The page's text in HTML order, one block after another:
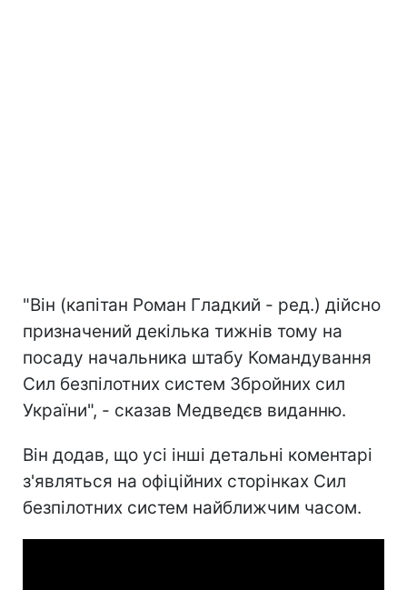
"Він (капітан Роман Гладкий - ред.) дійсно
призначений декілька тижнів тому на
посаду начальника штабу Командування
Сил безпілотних систем Збройних сил
України", - сказав Медведєв виданню.
Він додав, що усі інші детальні коментарі
з'являться на офіційних сторінках Сил
безпілотних систем найближчим часом.